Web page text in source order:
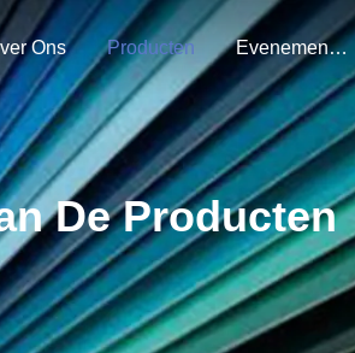
Ons Producten Evenementen
De Producten